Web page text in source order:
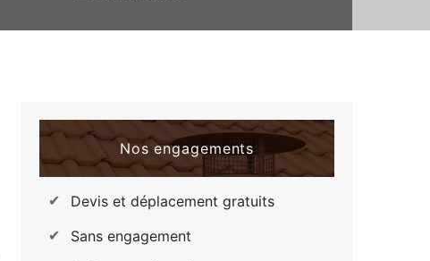
Nos engagements
Devis et déplacement gratuits
Sans engagement